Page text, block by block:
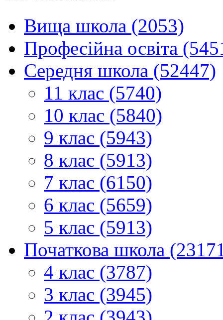
Вища школа (2053)
Професійна освіта
Середня школа (52447)
11 клас (5740)
10 клас (5840)
9 клас (5943)
8 клас (5913)
7 клас (6150)
6 клас (5659)
5 клас (5913)
Початкова школа
4 клас (3787)
3 клас (3945)